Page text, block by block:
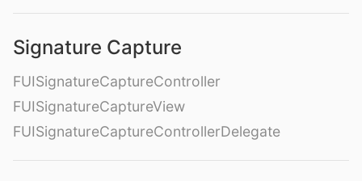
Signature Capture
FUISignatureCaptureController
FUISignatureCaptureView
FUISignatureCaptureControllerDelegate